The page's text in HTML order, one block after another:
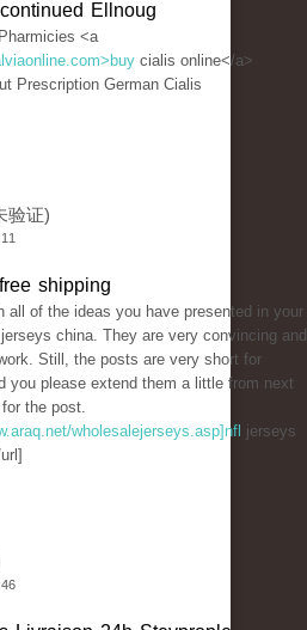
Ellnoug
<a
cialis online</a>
Prescription German Cialis
验证)
shipping
all of the ideas you have presented in your
china. They are very convincing and
Still, the posts are very short for
you please extend them a little from next
the post.
wholesalejerseys.asp]nfl jerseys